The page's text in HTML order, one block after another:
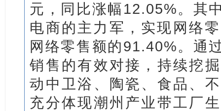
元，同比涨幅12.05%。其
电商的主力军，实现网络
网络零售额的91.40%。 通
销售的有效对接，持续挖
动中卫浴、陶瓷、食品、
充分体现潮州产业带工厂